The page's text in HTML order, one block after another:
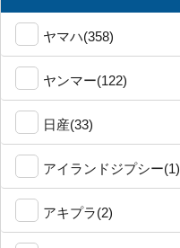
ヤマハ(358)
ヤンマー(122)
日産(33)
アイランドジプシー(1)
アキプラ(2)